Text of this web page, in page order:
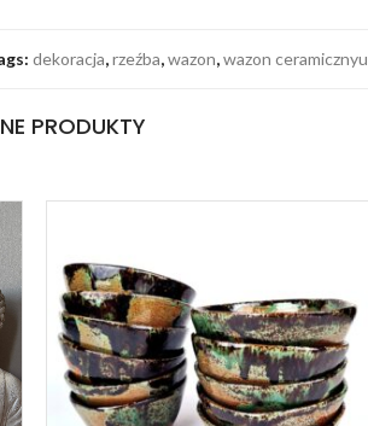
dekoracja,rzeźba,wazon,wazon ceramicznyu
PRODUKTY